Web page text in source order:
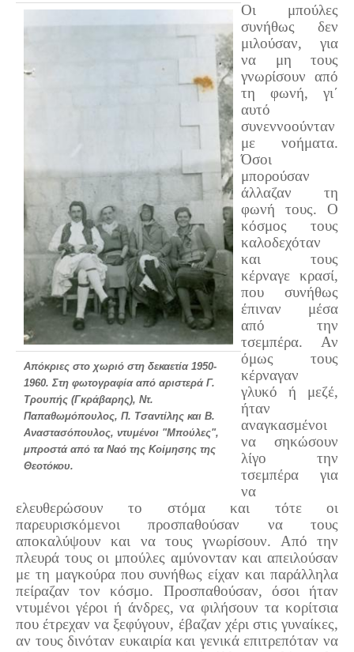
Απόκριες στο χωριό στη δεκαετία 1950-
1960. Στη φωτογραφία από αριστερά Γ.
Τρουπής (Γκράβαρης), Ντ.
Παπαθωμόπουλος, Π. Τσαντίλης και Β.
Αναστασόπουλος, ντυμένοι "Μπούλες",
μπροστά από τα Ναό της Κοίμησης της
Θεοτόκου.
Οι μπούλες
συνήθως δεν
μιλούσαν, για
να μη τους
γνωρίσουν από
τη φωνή, γι΄
αυτό
συνεννοούνταν
με νοήματα.
Όσοι
μπορούσαν
άλλαζαν τη
φωνή τους. Ο
κόσμος τους
καλοδεχόταν
και τους
κέρναγε κρασί,
που συνήθως
έπιναν μέσα
από την
τσεμπέρα. Αν
όμως τους
κέρναγαν
γλυκό ή μεζέ,
ήταν
αναγκασμένοι
να σηκώσουν
λίγο την
τσεμπέρα για
να
ελευθερώσουν το στόμα και τότε οι
παρευρισκόμενοι προσπαθούσαν να τους
αποκαλύψουν και να τους γνωρίσουν. Από την
πλευρά τους οι μπούλες αμύνονταν και απειλούσαν
με τη μαγκούρα που συνήθως είχαν και παράλληλα
πείραζαν τον κόσμο. Προσπαθούσαν, όσοι ήταν
ντυμένοι γέροι ή άνδρες, να φιλήσουν τα κορίτσια
που έτρεχαν να ξεφύγουν, έβαζαν χέρι στις γυναίκες,
αν τους δινόταν ευκαιρία και γενικά επιτρεπόταν να